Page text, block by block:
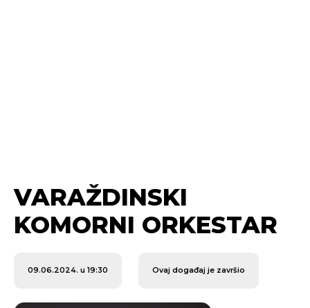
VARAŽDINSKI
KOMORNI ORKESTAR
09.06.2024. u 19:30 Ovaj događaj je završio